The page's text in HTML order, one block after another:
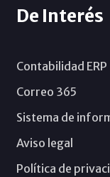
De Interés
Contabilidad ERP
Correo 365
Sistema de
Aviso legal
Política de